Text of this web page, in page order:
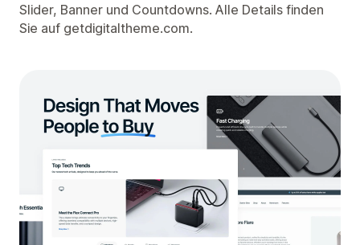
Slider, Banner und Countdowns. Alle Details finden
Sie auf getdigitaltheme.com.